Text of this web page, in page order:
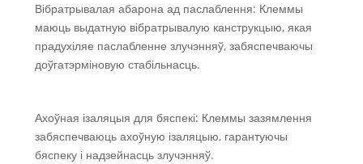
Вібратрывалая абарона ад паслаблення: Клеммы
маюць выдатную вібратрывалую канструкцыю, якая
прадухіляе паслабленне злучэнняў, забяспечваючы
доўгатэрміновую стабільнасць.
Ахоўная ізаляцыя для бяспекі: Клеммы зазямлення
забяспечваюць ахоўную ізаляцыю, гарантуючы
бяспеку і надзейнасць злучэнняў.